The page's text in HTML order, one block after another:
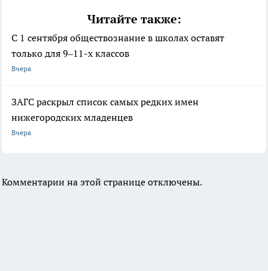
Читайте также:
С 1 сентября обществознание в школах оставят
только для 9–11-х классов
Вчера
ЗАГС раскрыл список самых редких имен
нижегородских младенцев
Вчера
Комментарии на этой странице отключены.